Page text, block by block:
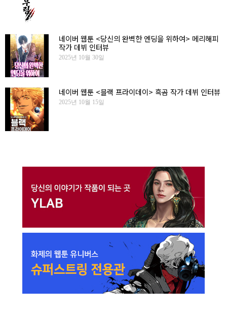
네이버 웹툰 <당신의 완벽한 엔딩을 위하여> 메리해피
작가 데뷔 인터뷰
2025년 10월 30일
네이버 웹툰 <블랙 프라이데이> 흑곰 작가 데뷔 인터뷰
2025년 10월 15일